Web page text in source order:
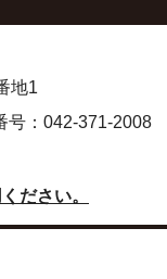
地1
：042-371-2008
ださい。